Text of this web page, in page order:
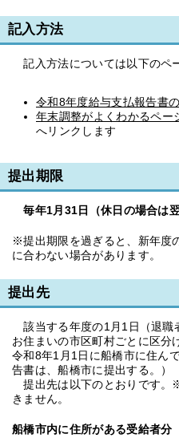
記入方法
記入方法については以下のペ
令和8年度給与支払報告書
年末調整がよくわかるペー
へリンクします
提出期限
毎年1月31日（休日の場合は翌
※提出期限を過ぎると、新年度
に合わない場合があります。
提出先
該当する年度の1月1日（退職
お住まいの市区町村ごとに区
令和8年1月1日に船橋市に住ん
告書は、船橋市に提出する。）
提出先は以下のとおりです。
きません。
船橋市内に住所がある受給者分